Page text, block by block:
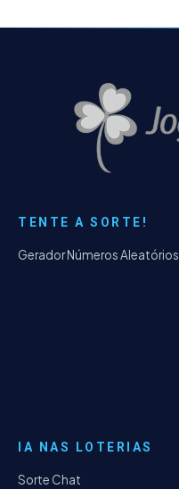
TENTE A SORTE!
Gerador Números Aleatórios
IA NAS LOTERIAS
Sorte Chat